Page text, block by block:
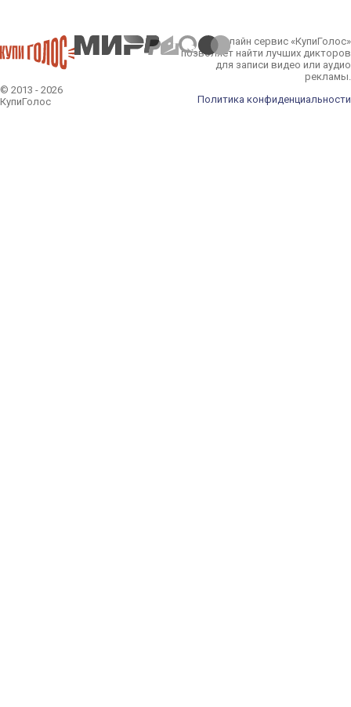
© 2013 - 2026
КупиГолос
Онлайн сервис «КупиГолос»
позволяет найти лучших дикторов
для записи видео или аудио
рекламы.
Политика конфиденциальности